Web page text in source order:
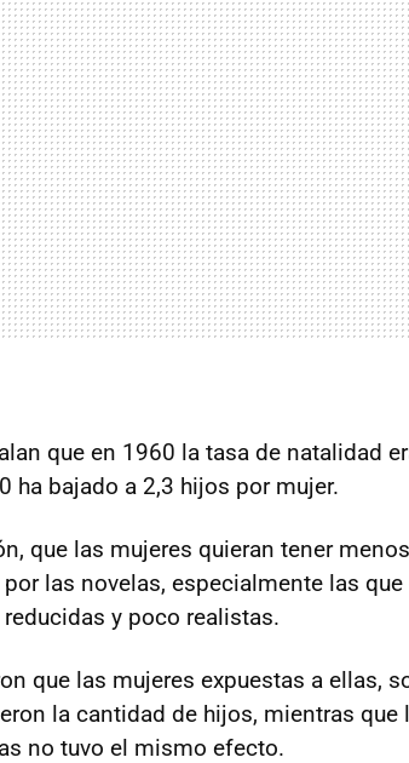
que en 1960 la tasa de natalidad
ha bajado a 2,3 hijos por mujer.
que las mujeres quieran tener
las novelas, especialmente las
y poco realistas.
que las mujeres expuestas a ellas,
la cantidad de hijos, mientras que
no tuvo el mismo efecto.